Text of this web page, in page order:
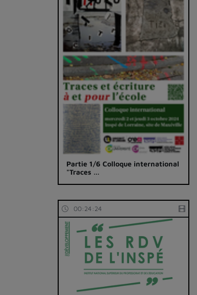
Partie 1/6 Colloque international
"Traces …
00:24:24